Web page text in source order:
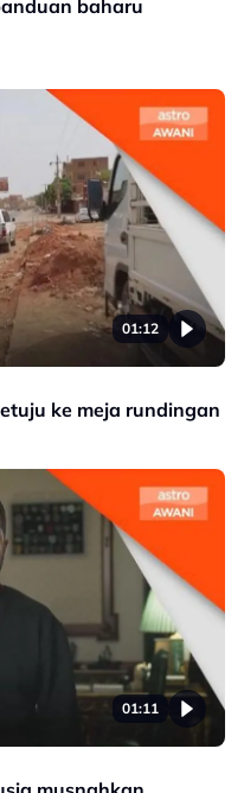
baharu
01:12
ke meja rundingan
01:11